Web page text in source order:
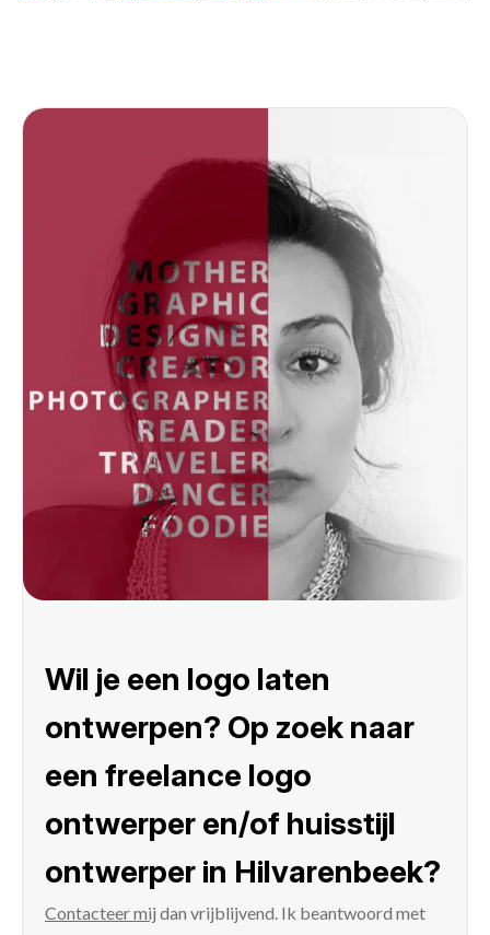
Wil je een logo laten
ontwerpen? Op zoek naar
een freelance logo
ontwerper en/of huisstijl
ontwerper in Hilvarenbeek?
Contacteer mij dan vrijblijvend. Ik beantwoord met